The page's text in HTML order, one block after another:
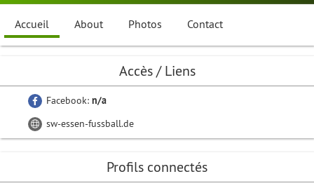
Accueil About Photos Contact
Accès / Liens
Facebook: n/a
sw-essen-fussball.de
Profils connectés